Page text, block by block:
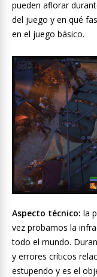
pueden aflorar
del juego y en qué
en el juego básico.
Aspecto técnico: la
vez probamos la
todo el mundo.
y errores críticos
estupendo y es el